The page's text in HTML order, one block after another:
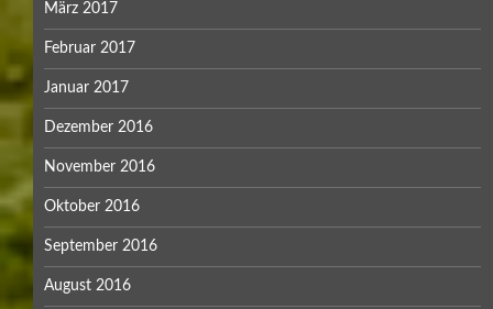
März 2017
Februar 2017
Januar 2017
Dezember 2016
November 2016
Oktober 2016
September 2016
August 2016